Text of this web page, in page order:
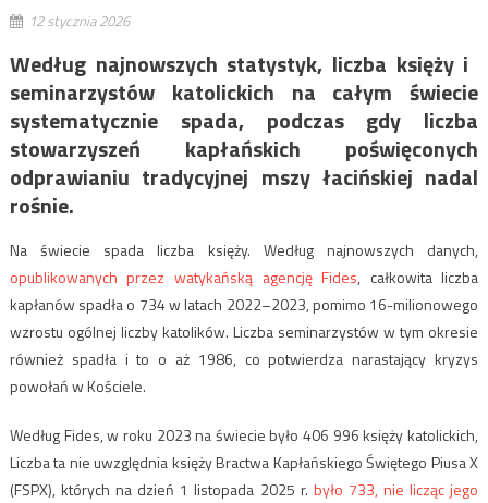
12 stycznia 2026
Według najnowszych statystyk, liczba księży i ​​
seminarzystów katolickich na całym świecie
systematycznie spada, podczas gdy liczba
stowarzyszeń kapłańskich poświęconych
odprawianiu tradycyjnej mszy łacińskiej nadal
rośnie.
Na świecie spada liczba księży. Według najnowszych danych,
opublikowanych przez watykańską agencję Fides, całkowita liczba
kapłanów spadłao 734 w latach 2022–2023, pomimo 16-milionowego
wzrostu ogólnej liczby katolików. Liczba seminarzystów w tym okresie
również spadła i to o aż 1986, co potwierdza narastający kryzys
powołań w Kościele.
Według Fides, w roku 2023 na świecie było 406 996 księży katolickich,
Liczba ta nie uwzględnia księży Bractwa Kapłańskiego Świętego Piusa X
(FSPX), którychna dzień 1 listopada 2025 r. było 733, nie licząc jego